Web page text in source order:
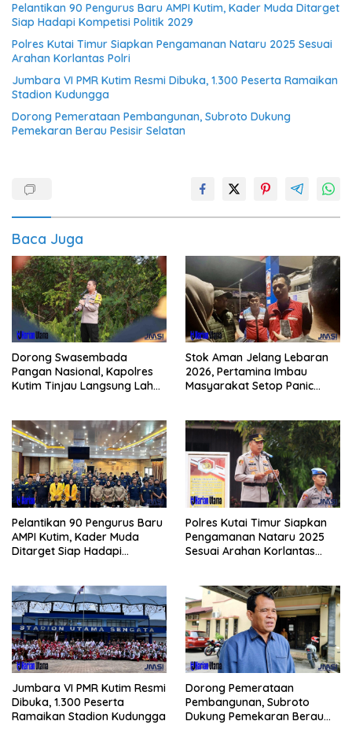
Pelantikan 90 Pengurus Baru AMPI Kutim, Kader Muda Ditarget
Siap Hadapi Kompetisi Politik 2029
Polres Kutai Timur Siapkan Pengamanan Nataru 2025 Sesuai
Arahan Korlantas Polri
Jumbara VI PMR Kutim Resmi Dibuka, 1.300 Peserta Ramaikan
Stadion Kudungga
Dorong Pemerataan Pembangunan, Subroto Dukung
Pemekaran Berau Pesisir Selatan
Baca Juga
Dorong Swasembada
Pangan Nasional, Kapolres
Kutim Tinjau Langsung Lahan
Stok Aman Jelang Lebaran
2026, Pertamina Imbau
Masyarakat Setop Panic
Pelantikan 90 Pengurus Baru
AMPI Kutim, Kader Muda
Ditarget Siap Hadapi
Polres Kutai Timur Siapkan
Pengamanan Nataru 2025
Sesuai Arahan Korlantas
Jumbara VI PMR Kutim Resmi
Dibuka, 1.300 Peserta
Ramaikan Stadion Kudungga
Dorong Pemerataan
Pembangunan, Subroto
Dukung Pemekaran Berau